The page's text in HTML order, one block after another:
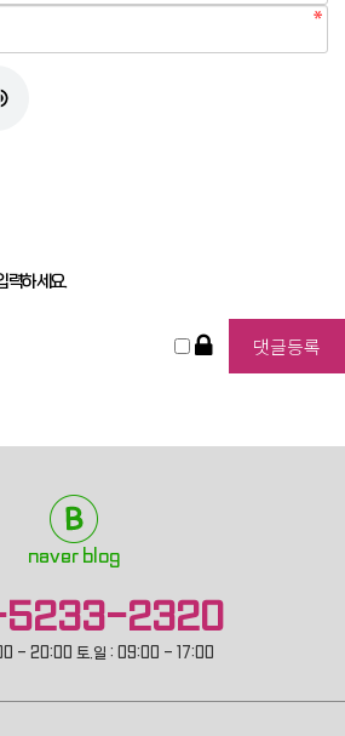
력하세요.
naver blog
5233-2320
- 20:00 토.일 : 09:00 - 17:00